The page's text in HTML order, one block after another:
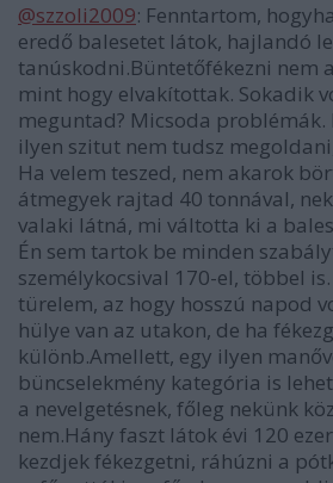
@szzoli2009: Fenntartom,
eredő balesetet látok, hajlandó
tanúskodni.Büntetőfékezni nem
mint hogy elvakítottak. Sokadik
meguntad? Micsoda problémák.
ilyen szitut nem tudsz
Ha velem teszed, nem akarok
átmegyek rajtad 40 tonnával,
valaki látná, mi váltotta ki a
Én sem tartok be minden
személykocsival 170-el, többel
türelem, az hogy hosszú napod
hülye van az utakon, de ha
különb.Amellett, egy ilyen
büncselekmény kategória is
a nevelgetésnek, főleg nekünk
nem.Hány faszt látok évi 120
kezdjek fékezgetni, ráhúzni a